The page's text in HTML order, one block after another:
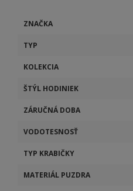
ZNAČKA
TYP
KOLEKCIA
ŠTÝL HODINIEK
ZÁRUČNÁ DOBA
VODOTESNOSŤ
TYP KRABIČKY
MATERIÁL PUZDRA